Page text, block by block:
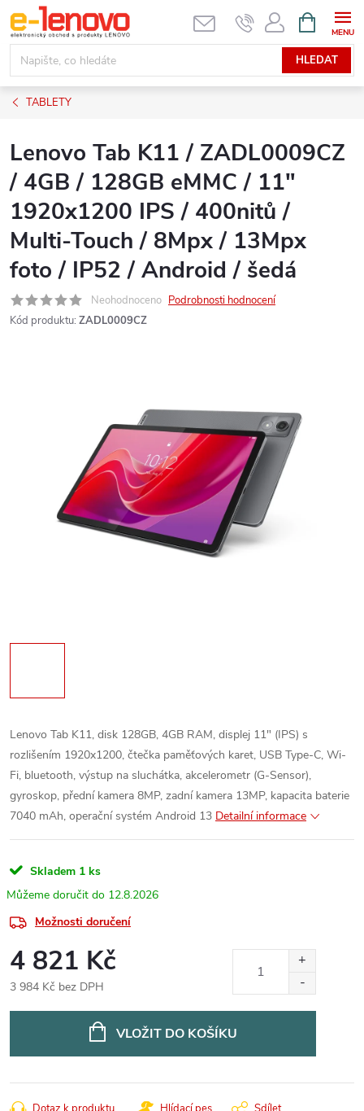
Přejít
na
obsah
HLEDAT
NÁKUPNÍ
KOŠÍK
TABLETY
Lenovo Tab K11 / ZADL0009CZ
/ 4GB / 128GB eMMC / 11"
1920x1200 IPS / 400nitů /
Multi-Touch / 8Mpx / 13Mpx
foto / IP52 / Android / šedá
Neohodnoceno Podrobnosti hodnocení
Kód produktu: ZADL0009CZ
Lenovo Tab K11, disk 128GB, 4GB RAM, displej 11" (IPS) s
rozlišením 1920x1200, čtečka paměťových karet, USB Type-C, Wi-
Fi, bluetooth, výstup na sluchátka, akcelerometr (G-Sensor),
gyroskop, přední kamera 8MP, zadní kamera 13MP, kapacita baterie
7040 mAh, operační systém Android 13 Detailní informace
Skladem 1 ks
12.8.2026
Možnosti doručení
4 821 Kč
3 984 Kč bez DPH
VLOŽIT DO KOŠÍKU